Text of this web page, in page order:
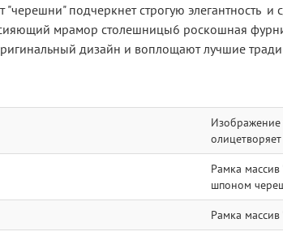
"черешни" подчеркнет строгую элегантность
мрамор столешницы6 роскошная
дизайн и воплощают лучшие
Изображение
Рамка
шпоном
Рамка